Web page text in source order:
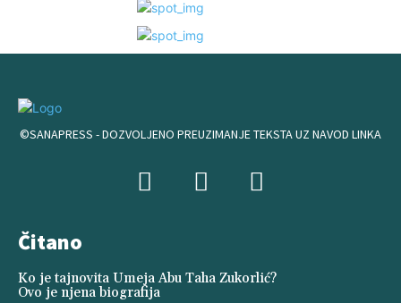
©SANAPRESS - DOZVOLJENO PREUZIMANJE TEKSTA UZ NAVOD LINKA
Čitano
Ko je tajnovita Umeja Abu Taha Zukorlić?
Ovo je njena biografija